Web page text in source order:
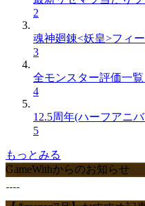
2
魂神廻錬<妖皇>フィ
3
全モンスター評価一
4
12.5周年(ハーフアニ
5
もっとみる
GameWithからのお知らせ